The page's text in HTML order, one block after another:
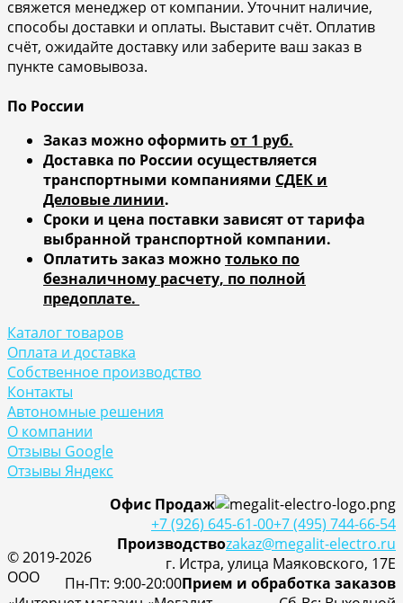
свяжется менеджер от компании. Уточнит наличие,
способы доставки и оплаты. Выставит счёт. Оплатив
счёт, ожидайте доставку или заберите ваш заказ в
пункте самовывоза.
По России
Заказ можно оформитьот 1 руб.
Доставка по России осуществляется
транспортными компаниями СДЕК и
Деловые линии.
Сроки и цена поставки зависят от тарифа
выбранной транспортной компании.
Оплатить заказ можнотолько по
безналичному расчету, по полной
предоплате.
Каталог товаров
Оплата и доставка
Собственное производство
Контакты
Автономные решения
О компании
Отзывы Google
Отзывы Яндекс
Офис Продаж
+7 (495) 744-66-54
+7 (926) 645-61-00
zakaz@megalit-electro.ru
Производство
г. Истра, улица Маяковского, 17Е
Прием и обработка заказов
Пн-Пт: 9:00-20:00
© 2019-2026
ООО